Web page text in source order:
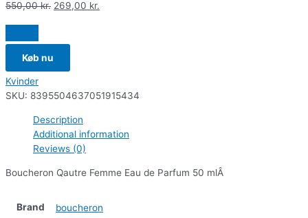
550,00kr. 269,00 kr.
Køb nu
Kvinder
SKU: 8395504637051915434
Description
Additional information
Reviews (0)
Boucheron Qautre Femme Eau de Parfum 50 mlÂ
Brand boucheron